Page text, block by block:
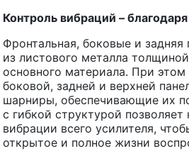
Контроль вибраций –
Фронтальная, боковые и задняя
из листового металла
основного материала. При этом
боковой, задней и верхней
шарниры, обеспечивающие их
с гибкой структурой позволяет
вибрации всего усилителя,
открытое и полное жизни